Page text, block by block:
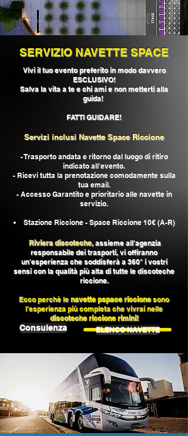
SERVIZIO NAVETTE SPACE
Vivi il tuo evento preferitoin modo davvero
ESCLUSIVO!
Salva la vita a te e chi ami e non metterti alla
guida!
FATTI GUIDARE!
Servizi inclusi Navette Space Riccione
- Trasporto andata e ritorno dal luogo di ritiro
indicato all'evento.
- Ricevi tutta la prenotazione comodamente sulla
tua email.
- Accesso Garantito e prioritario alle navette in
servizio.
Stazione Riccione - Space Riccione 10€ (A-R)
Riviera discoteche, assieme all'agenzia
responsabile dei trasporti, vi offiranno
un'esperienza che soddisferà a 360° i vostri
sensi con la qualità più alta di tutte le discoteche
riccione.
Ecco perchè lenavette pspace riccionesono
l'esperienza più completa che vivrai nelle
discoteche riccione rimini!
Consulenza ELENCO NAVETTE